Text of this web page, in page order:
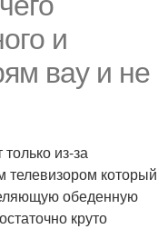
и
вау и не
из-за
телевизором который
обеденную
круто